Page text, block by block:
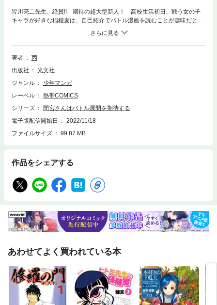
皆川亮二先生、絶賛!! 期待の超大型新人！ 高校生活初日、戦う女の子
キャラが好きな稲穂麦は、自己紹介でバトル漫画を読むことが趣味だと公
言した目つきヤバ目の間宮真斗と意気投合し、友達になった。しかし間宮
さんは、じつは魔族と人間のハーフで……。次々と魔界からの刺客が襲い
かかってくるのであった。期待の新鋭が描く圧倒的粉砕系バトルアクショ
ン、開幕！
著者
丙
出版社
光文社
ジャンル
少年マンガ
レーベル
熱帯COMICS
シリーズ
間宮さんはバトル展開を期待する
電子版配信開始日
2022/11/18
ファイルサイズ
99.87 MB
作品をシェアする
あわせてよく買われている本